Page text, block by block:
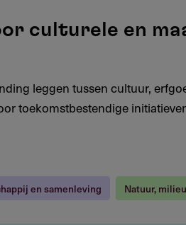
culturele en
leggen tussen cultuur,
toekomstbestendige
en samenleving Natuur,